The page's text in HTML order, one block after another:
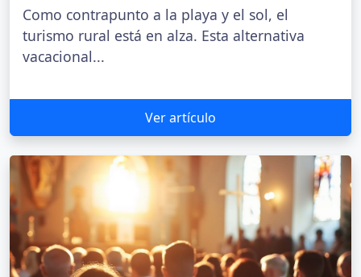
Como contrapunto a la playa y el sol, el
turismo rural está en alza. Esta alternativa
vacacional...
Ver artículo